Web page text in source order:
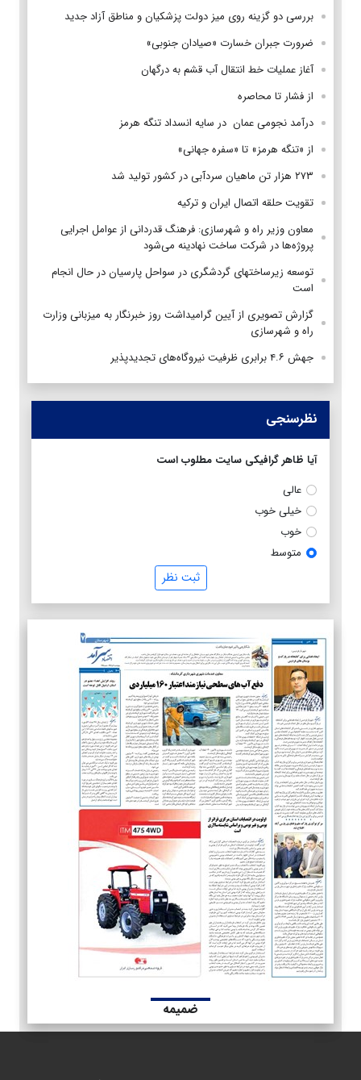
بررسی دو گزینه روی میز دولت پزشکیان و مناطق آزاد جدید
ضرورت جبران خسارت «صیادان جنوبی»
آغاز عملیات خط انتقال آب قشم به درگهان
از فشار تا محاصره
درآمد نجومی عمان در سایه انسداد تنگه هرمز
از «تنگه هرمز» تا «سفره جهانی»
۲۷۳ هزار تن ماهیان سردآبی در کشور تولید شد
تقویت حلقه اتصال ایران و ترکیه
معاون وزیر راه و شهرسازی: فرهنگ قدردانی از عوامل اجرایی
پروژه‌ها در شرکت ساخت نهادینه می‌شود
توسعه زیرساختهای گردشگری در سواحل پارسیان در حال انجام
است
گزارش تصویری از آیین گرامیداشت روز خبرنگار به میزبانی وزارت
راه و شهرسازی
جهش ۴.۶ برابری ظرفیت نیروگاه‌های تجدیدپذیر
نظرسنجی
آیا ظاهر گرافیکی سایت مطلوب است
عالی
خیلی خوب
خوب
متوسط
ثبت نظر
ضمیمه